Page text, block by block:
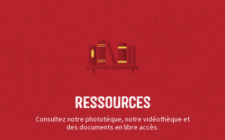
Ressources
Consultez notre phototèque, notre vidéothèque et
des documents en libre accès.